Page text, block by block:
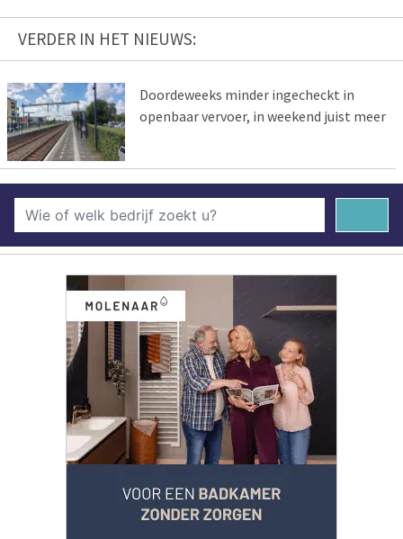
VERDER IN HET NIEUWS:
Doordeweeks minder ingecheckt in
openbaar vervoer, in weekend juist meer